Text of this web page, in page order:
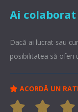
Ai
Dacă ai lucrat sau
posibilitatea să oferi
ACORDĂ UN